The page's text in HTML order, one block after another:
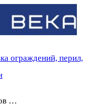
ограждений, перил,
…